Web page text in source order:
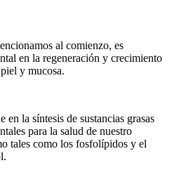
al comienzo, es
en la regeneración y crecimiento
y mucosa.
en la síntesis de sustancias grasas
para la salud de nuestro
tales como los fosfolípidos y el